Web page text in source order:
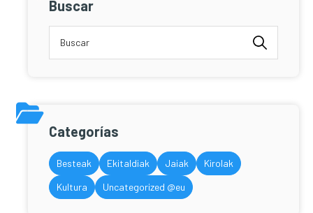
Buscar
Categorías
Besteak Ekitaldiak Jaiak
Kirolak
Kultura
Uncategorized @eu